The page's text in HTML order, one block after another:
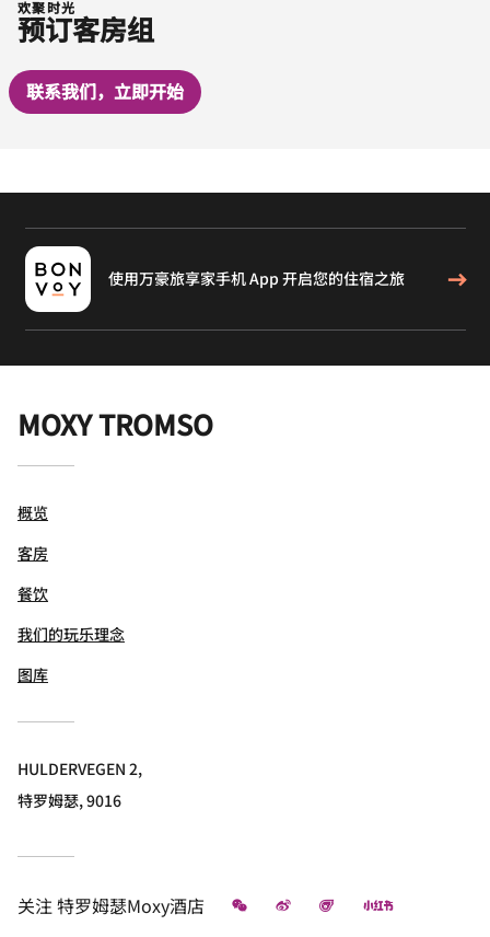
欢聚时光
预订客房组
联系我们，立即开始
使用万豪旅享家手机 App 开启您的住宿之旅
MOXY TROMSO
概览
客房
餐饮
我们的玩乐理念
图库
HULDERVEGEN 2,
特罗姆瑟, 9016
关注特罗姆瑟Moxy酒店 微信 微博 飞猪 小红书